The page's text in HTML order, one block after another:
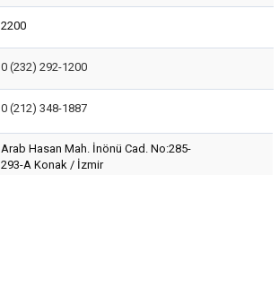
2200
0 (232) 292-1200
0 (212) 348-1887
Arab Hasan Mah. İnönü Cad. No:285-
293-A Konak / İzmir